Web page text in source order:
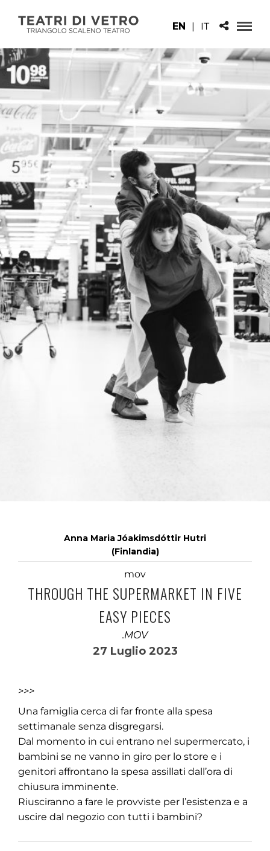
EN | IT
Anna Maria Jóakimsdóttir Hutri
(Finlandia)
mov
THROUGH THE SUPERMARKET IN FIVE
EASY PIECES
.MOV
27 Luglio 2023
>>>
Una famiglia cerca di far fronte alla spesa
settimanale senza disgregarsi.
Dal momento in cui entrano nel supermercato, i
bambini se ne vanno in giro per lo store e i
genitori affrontano la spesa assillati dall’ora di
chiusura imminente.
Riusciranno a fare le provviste per l’esistenza e a
uscire dal negozio con tutti i bambini?